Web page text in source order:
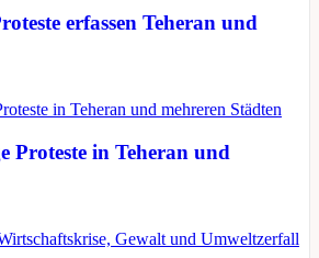
erfassen Teheran und
Proteste in Teheran und